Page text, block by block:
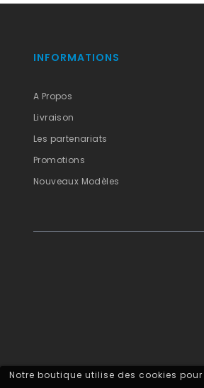
Notre boutique utilise des cookies
INFORMATIONS
A Propos
Livraison
Les partenariats
Promotions
Nouveaux Modèles